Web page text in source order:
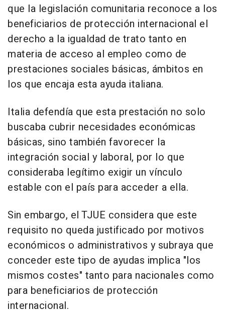
que la legislación comunitaria reconoce a los
beneficiarios de protección internacional el
derecho a la igualdad de trato tanto en
materia de acceso al empleo como de
prestaciones sociales básicas, ámbitos en
los que encaja esta ayuda italiana.
Italia defendía que esta prestación no solo
buscaba cubrir necesidades económicas
básicas, sino también favorecer la
integración social y laboral, por lo que
consideraba legítimo exigir un vínculo
estable con el país para acceder a ella.
Sin embargo, el TJUE considera que este
requisito no queda justificado por motivos
económicos o administrativos y subraya que
conceder este tipo de ayudas implica "los
mismos costes" tanto para nacionales como
para beneficiarios de protección
internacional.